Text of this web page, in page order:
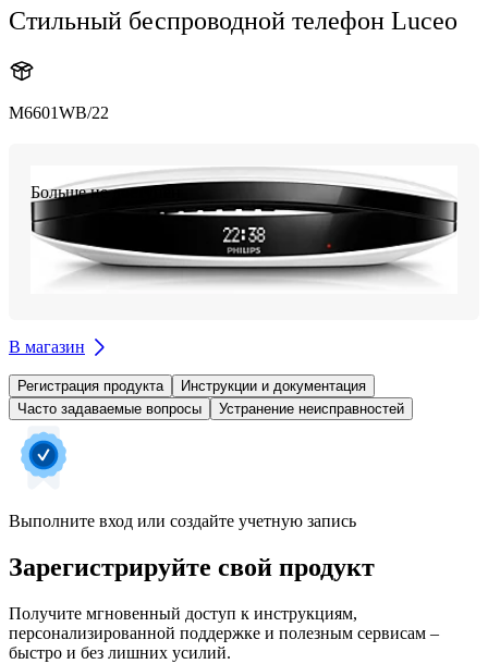
Стильный беспроводной телефон Luceo
M6601WB/22
Больше не доступен
В магазин
Регистрация продукта
Инструкции и документация
Часто задаваемые вопросы
Устранение неисправностей
Выполните вход или создайте учетную запись
Зарегистрируйте свой продукт
Получите мгновенный доступ к инструкциям,
персонализированной поддержке и полезным сервисам –
быстро и без лишних усилий.